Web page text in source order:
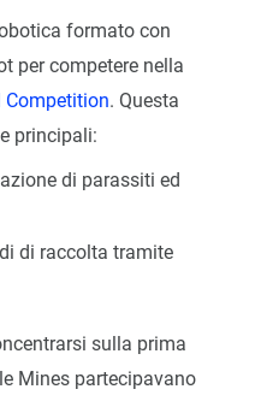
formato con
per competere nella
Competition. Questa
principali:
di parassiti ed
di raccolta tramite
sulla prima
Mines partecipavano